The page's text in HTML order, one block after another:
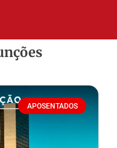
APOSENTADOS